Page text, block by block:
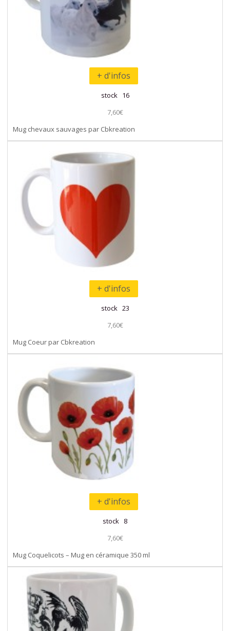
+ d'infos
stock 16
7,60€
Mug chevaux sauvages par Cbkreation
+ d'infos
stock 23
7,60€
Mug Coeur par Cbkreation
+ d'infos
stock 8
7,60€
Mug Coquelicots – Mug en céramique 350 ml